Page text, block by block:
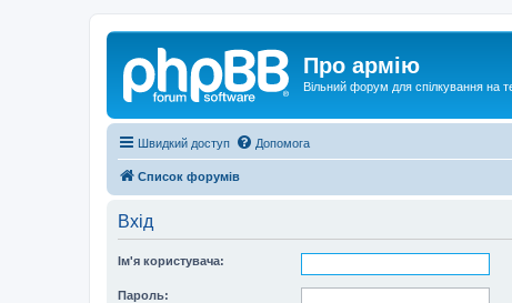
Про армію
Вільний форум для спілкування на
Швидкий доступ Допомога
Список форумів
Вхід
Ім'я користувача:
Пароль: